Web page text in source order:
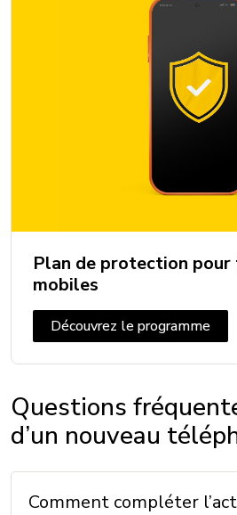
VoLTE avec Vidéotron: Oui
Appareil photo arrière: 50 + 8 +
Appels Wi-Fi avec Vidéotron: Oui
Poids: 195 g
INCLUS
Écouteurs: Non
Instructions: Oui
Plan de protection pour
mobiles
Découvrez le programme
Questions
d’un nouveau
Comment compléter